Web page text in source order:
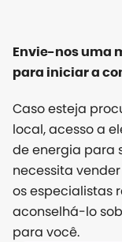
Envie-nos uma
para iniciar a
Caso esteja
local, acesso a
de energia para
necessita
os especialistas
aconselhá-lo
para você.